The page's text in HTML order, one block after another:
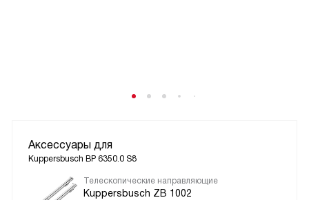
Аксессуары для
Kuppersbusch BP 6350.0 S8
Телескопические направляющие
Kuppersbusch ZB 1002